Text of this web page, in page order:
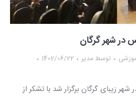
در شهر گرگان
توسط مدیر
1402/06/22
زیبای گرگان برگزار شد با تشکر از